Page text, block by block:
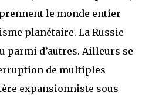
le monde entier
planétaire. La Russie
parmi d’autres. Ailleurs se
de multiples
expansionniste sous